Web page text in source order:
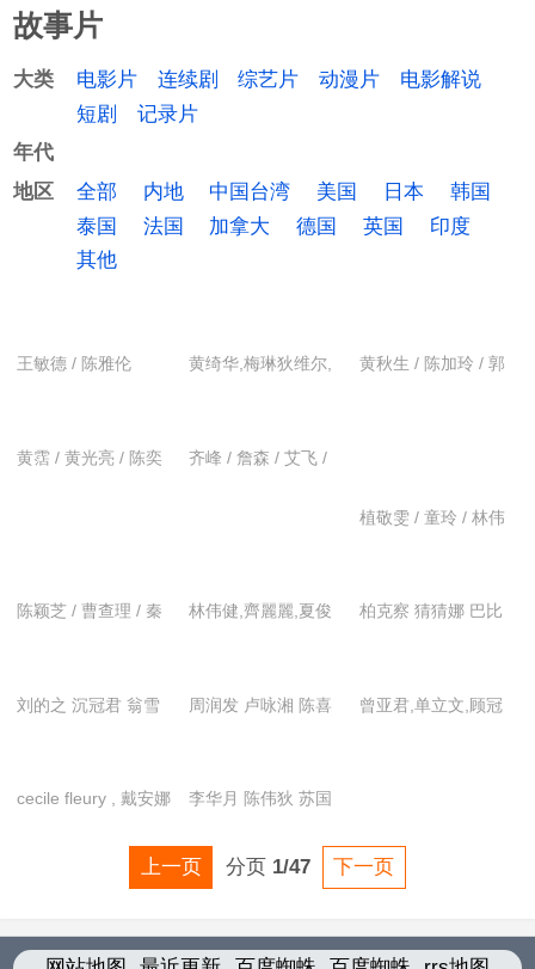
故事片
大类 电影片 连续剧 综艺片 动漫片
电影解说
短剧
记录片
年代
地区
全部 内地 中国台湾 美国 日本
韩国
泰国
法国 加拿大 德国 英国
印度
其他
王敏德 / 陈雅伦
黄绮华,梅琳狄维尔,
黄秋生 / 陈加玲 / 郭
黄霑 / 黄光亮 / 陈奕
齐峰 / 詹森 / 艾飞 /
植敬雯 / 童玲 / 林伟
陈颖芝 / 曹查理 / 秦
林伟健,齊麗麗,夏俊
柏克察 猜猜娜 巴比
刘的之 沉冠君 翁雪
周润发 卢咏湘 陈喜
曾亚君,单立文,顾冠
cecile fleury , 戴安娜
李华月 陈伟狄 苏国
国源 陈慧兰 林于飞
上一页 分页 1/47 下一页